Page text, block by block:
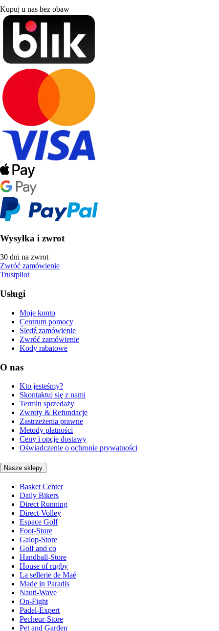
Kupuj u nas bez obaw
Wysyłka i zwrot
30 dni na zwrot
Zwróć zamówienie
Trustpilot
Usługi
Moje konto
Centrum pomocy
Śledź zamówienie
Zwróć zamówienie
Kody rabatowe
O nas
Kto jesteśmy?
Skontaktuj się z nami
Termin sprzedaży
Zwroty & Refundacje
Zastrzeżenia prawne
Metody płatności
Ceny i opcje dostawy
Oświadczenie o ochronie prywatności
Nasze sklepy
Basket Center
Daily Bikers
Direct Running
Direct-Volley
Espace Golf
Foot-Store
Galop-Store
Golf and co
Handball-Store
House of rugby
La sellerie de Maé
Made in Paradis
Nauti-Wave
On-Fight
Padel-Expert
Pecheur-Store
Pet and Garden